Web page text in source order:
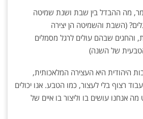
מה ההבדל בין שבת ושנת שמיטה
(השבת והשמיטה הן יצירה
והחגים שבהם עולים לרגל מסמלים
של השנה)
היהודית היא העצירה המלאכותית,
רצוף בלי לעצור, כמו הטבע. אנו יכולים
אנחנו עושים בו וליצור בו איים של